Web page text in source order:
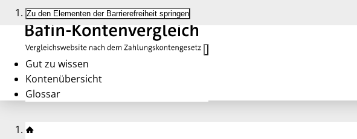
Zu den Elementen der Barrierefreiheit springen
Gut zu wissen
Kontenübersicht
Glossar